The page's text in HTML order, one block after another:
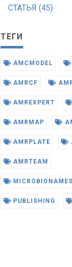
СТАТЬЯ (45)
ТЕГИ
AMCMODEL
AMRCF
AMREXPERT
AMRMAP
AMRPLATE
AMRTEAM
MICROBIONAMES
PUBLISHING